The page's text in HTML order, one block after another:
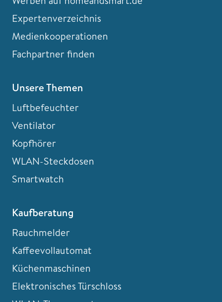
Expertenverzeichnis
Medienkooperationen
Fachpartner finden
Unsere Themen
Luftbefeuchter
Ventilator
Kopfhörer
WLAN-Steckdosen
Smartwatch
Kaufberatung
Rauchmelder
Kaffeevollautomat
Küchenmaschinen
Elektronisches Türschloss